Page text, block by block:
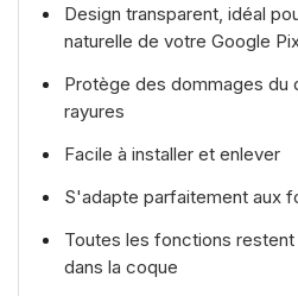
Design transparent, idéal
naturelle de votre Google
Protège des dommages du
rayures
Facile à installer et enlever
S'adapte parfaitement aux
Toutes les fonctions
dans la coque